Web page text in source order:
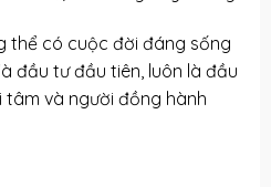
thể có cuộc đời đáng sống
đầu tư đầu tiên, luôn là đầu
và người đồng hành